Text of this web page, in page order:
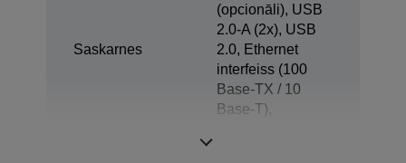
Saskarnes
(opcionāli), USB
2.0-A (2x), USB
2.0, Ethernet
interfeiss (100
Base-TX / 10
Base-T),